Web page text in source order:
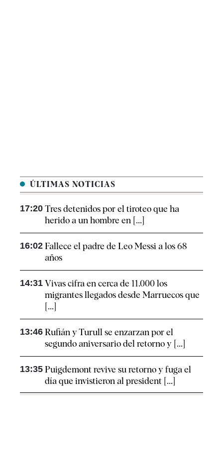
ÚLTIMAS NOTICIAS
17:20 Tres detenidos por el tiroteo que ha
herido a un hombre en [...]
16:02 Fallece el padre de Leo Messi a los 68
años
14:31 Vivas cifra en cerca de 11.000 los
migrantes llegados desde Marruecos que
[...]
13:46 Rufián y Turull se enzarzan por el
segundo aniversario del retorno y [...]
13:35 Puigdemont revive su retorno y fuga el
día que invistieron al president [...]